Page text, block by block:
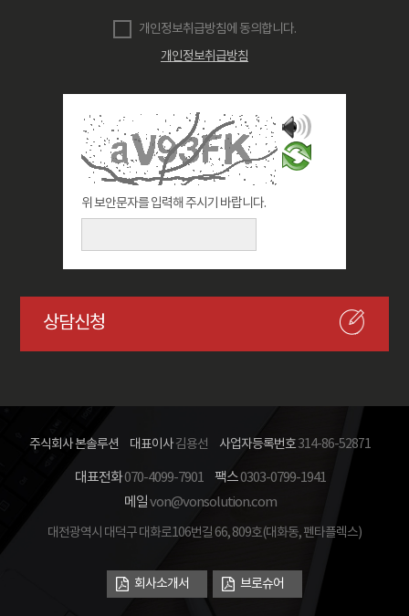
개인정보취급방침에 동의합니다.
개인정보취급방침
위 보안문자를 입력해 주시기 바랍니다.
상담신청
주식회사 본솔루션 대표이사김용선 사업자등록번호314-86-52871
대표전화070-4099-7901 팩스0303-0799-1941
메일von@vonsolution.com
대전광역시 대덕구 대화로106번길 66, 809호(대화동, 펜타플렉스)
회사소개서 브로슈어